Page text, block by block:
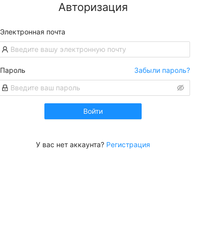
Авторизация
Электронная почта
Пароль Забыли пароль?
Войти
У вас нет аккаунта? Регистрация